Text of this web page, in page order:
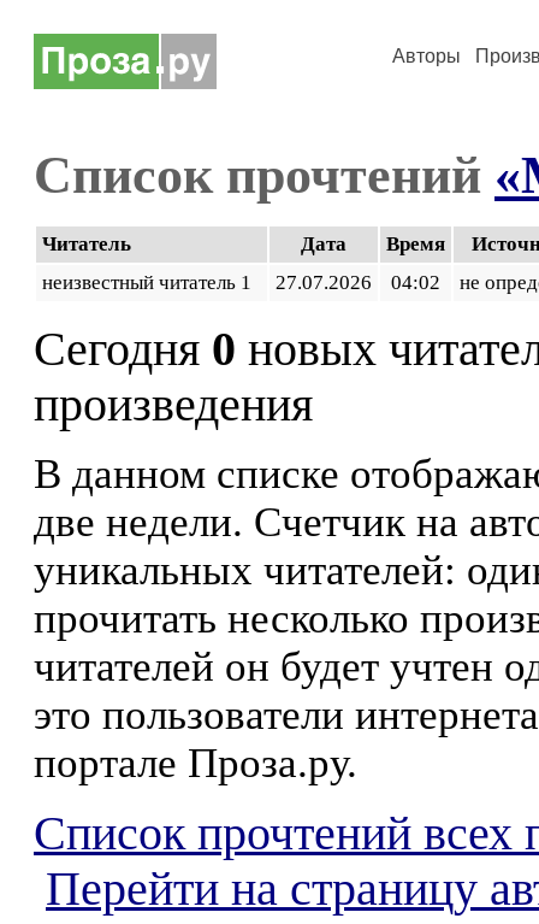
Авторы
Список прочтений
Читатель Дата Время
неизвестный читатель 1
27.07.2026 04:02 не
Сегодня 0 новых
произведения
В данном списке
две недели. Счетчик на
уникальных читателей:
прочитать несколько
читателей он будет учтен
это пользователи
портале Проза.ру.
Список прочтений всех
Перейти на страницу